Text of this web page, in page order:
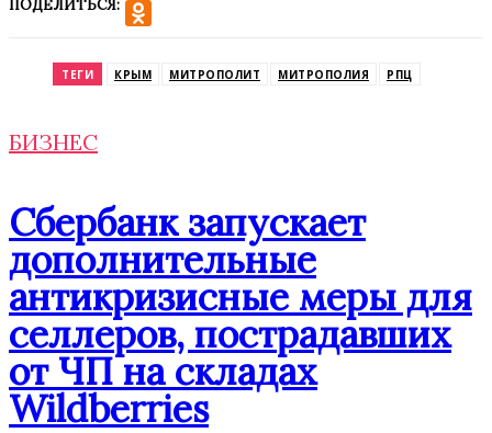
ПОДЕЛИТЬСЯ:
VK
ТЕГИ КРЫМ МИТРОПОЛИТ МИТРОПОЛИЯ РПЦ
БИЗНЕС
Сбербанк запускает
дополнительные
антикризисные меры для
селлеров, пострадавших
от ЧП на складах
Wildberries